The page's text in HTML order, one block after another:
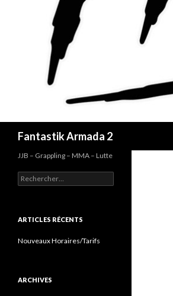
Fantastik Armada 2
JJB – Grappling – MMA – Lutte
Rechercher :
ARTICLES RÉCENTS
Nouveaux Horaires/Tarifs
ARCHIVES